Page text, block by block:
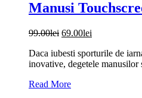
Manusi
99.00lei Prețul
a
fost:
69.00lei
este:
69.00lei.
Daca iubesti sporturile de
inovative, degetele manusilor
Manusi
Read More